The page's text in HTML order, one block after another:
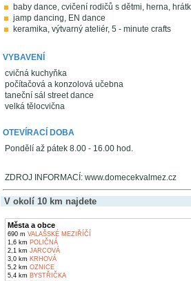
baby dance, cvičení rodičů s dětmi, herna,
jamp dancing, EN dance
keramika, výtvarný ateliér, 5 - minute crafts
VYBAVENÍ
cvičná kuchyňka
počítačová a konzolová učebna
taneční sál street dance
velká tělocvična
OTEVÍRACÍ DOBA
Pondělí až pátek 8.00 - 16.00 hod.
ZDROJ INFORMACÍ: www.domecekvalmez.cz
V okolí 10 km najdete
Města a obce
690 m VALAŠSKÉ MEZIŘÍČÍ
1,6 km POLIČNÁ
2,1 km JARCOVÁ
3,0 km KRHOVÁ
5,2 km OZNICE
5,4 km BYSTŘIČKA